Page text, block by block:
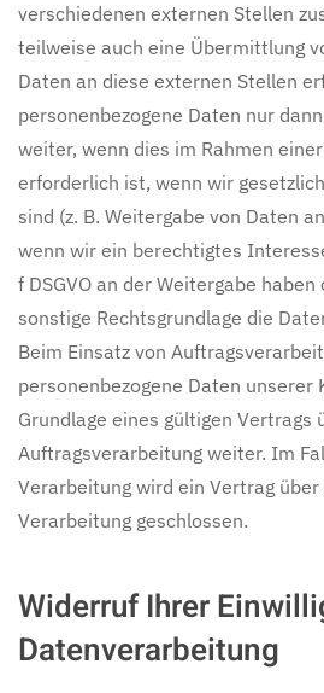
verschiedenen externen Stellen
teilweise auch eine Übermittlung
Daten an diese externen Stellen
personenbezogene Daten nur
weiter, wenn dies im Rahmen
erforderlich ist, wenn wir
sind (z. B. Weitergabe von Daten
wenn wir ein berechtigtes
f DSGVO an der Weitergabe
sonstige Rechtsgrundlage die
Beim Einsatz von
personenbezogene Daten unserer
Grundlage eines gültigen Vertrags
Auftragsverarbeitung weiter. Im
Verarbeitung wird ein Vertrag über
Verarbeitung geschlossen.
Widerruf Ihrer
Datenverarbeitung